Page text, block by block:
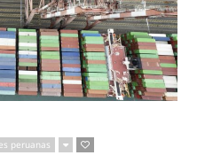
peruanas